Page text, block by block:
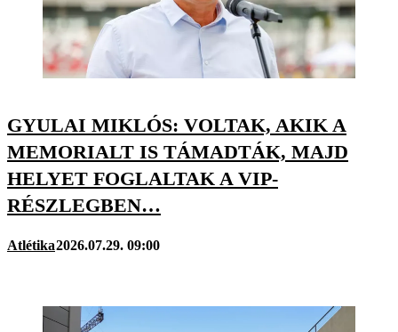
GYULAI MIKLÓS: VOLTAK, AKIK A
MEMORIALT IS TÁMADTÁK, MAJD
HELYET FOGLALTAK A VIP-
RÉSZLEGBEN…
Atlétika2026.07.29. 09:00